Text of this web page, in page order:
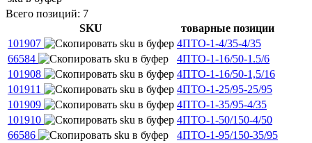
Всего позиций: 7
SKU
товарные позиции
101907
4ПТО-1-4/35-4/35
66584
4ПТО-1-16/50-1.5/6
101908
4ПТО-1-16/50-1,5/16
101911
4ПТО-1-25/95-25/95
101909
4ПТО-1-35/95-4/35
101910
4ПТО-1-50/150-4/50
66586
4ПТО-1-95/150-35/95